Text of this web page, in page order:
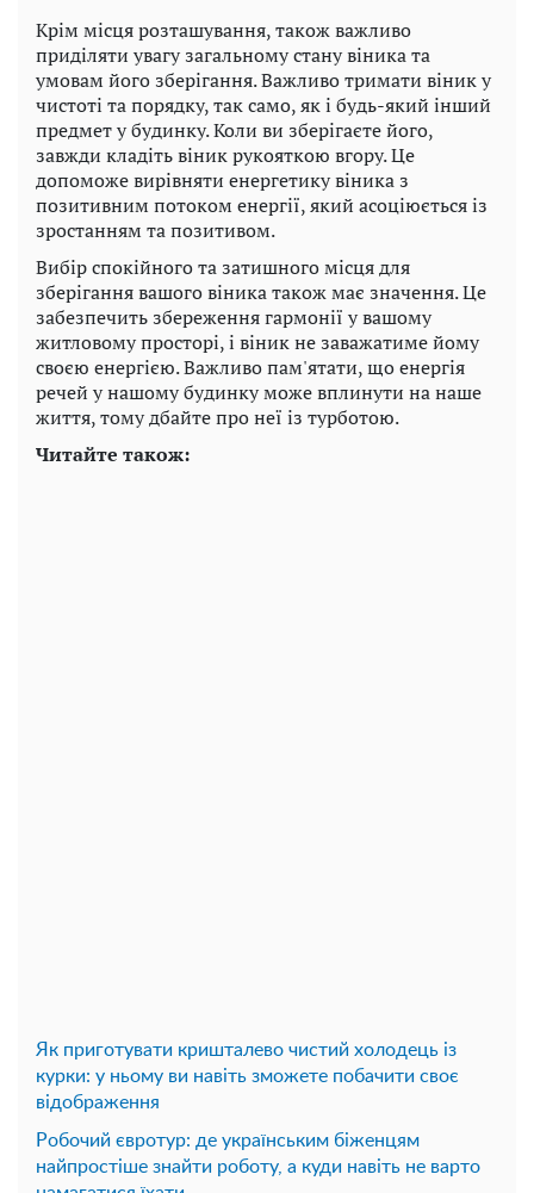
Крім місця розташування, також важливо
приділяти увагу загальному стану віника та
умовам його зберігання. Важливо тримати віник у
чистоті та порядку, так само, як і будь-який інший
предмет у будинку. Коли ви зберігаєте його,
завжди кладіть віник рукояткою вгору. Це
допоможе вирівняти енергетику віника з
позитивним потоком енергії, який асоціюється із
зростанням та позитивом.
Вибір спокійного та затишного місця для
зберігання вашого віника також має значення. Це
забезпечить збереження гармонії у вашому
житловому просторі, і віник не заважатиме йому
своєю енергією. Важливо пам'ятати, що енергія
речей у нашому будинку може вплинути на наше
життя, тому дбайте про неї із турботою.
Читайте також:
Як приготувати кришталево чистий холодець із
курки: у ньому ви навіть зможете побачити своє
відображення
Робочий євротур: де українським біженцям
найпростіше знайти роботу, а куди навіть не варто